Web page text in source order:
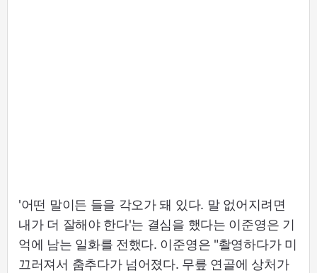
'어떤 말이든 들을 각오가 돼 있다. 말 없어지려면
내가 더 잘해야 한다'는 결심을 했다는 이준영은 기
억에 남는 일화를 전했다. 이준영은 "촬영하다가 미
끄러져서 춤추다가 넘어졌다. 무릎 연골에 상처가